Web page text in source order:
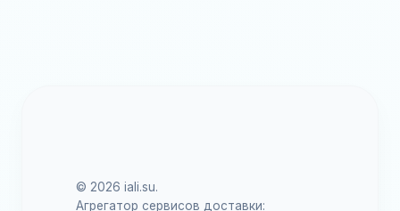
© 2026 iali.su.
Агрегатор сервисов доставки: